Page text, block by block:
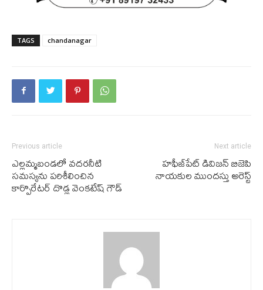
TAGS chandanagar
Previous article
ఎల్లమ్మబండలో వ‌ద‌ర‌నీటి
స‌మ‌స్య‌ను ప‌రిశీలించిన
కార్పొరేట‌ర్ దొడ్ల వెంకటేష్ గౌడ్
Next article
హ‌ఫీజ్‌పేట్ డివిజ‌న్ బిజెపి
నాయ‌కుల ముంద‌స్తు అరెస్ట్‌